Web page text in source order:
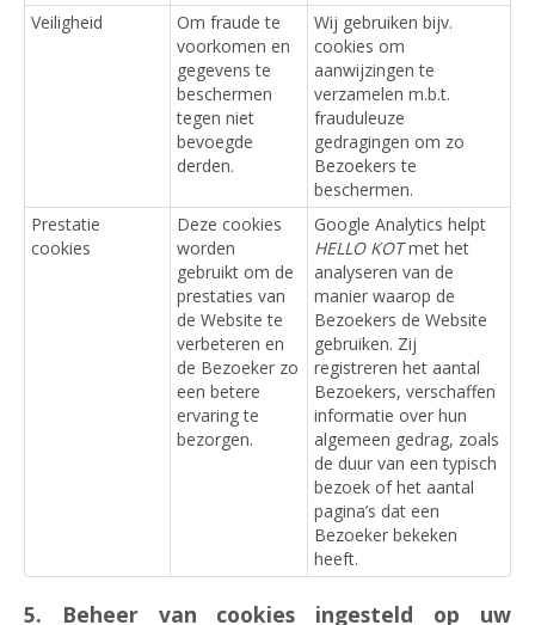
Veiligheid
Om fraude te
voorkomen en
gegevens te
beschermen
tegen niet
bevoegde
derden.
Wij gebruiken bijv.
cookies om
aanwijzingen te
verzamelen m.b.t.
frauduleuze
gedragingen om zo
Bezoekers te
beschermen.
Prestatie
cookies
Deze cookies
worden
gebruikt om de
prestaties van
de Website te
verbeteren en
de Bezoeker zo
een betere
ervaring te
bezorgen.
Google Analytics helpt
HELLO KOTmet het
analyseren van de
manier waarop de
Bezoekers de Website
gebruiken. Zij
registreren het aantal
Bezoekers, verschaffen
informatie over hun
algemeen gedrag, zoals
de duur van een typisch
bezoek of het aantal
pagina’s dat een
Bezoeker bekeken
heeft.
5. Beheer van cookies ingesteld op uw